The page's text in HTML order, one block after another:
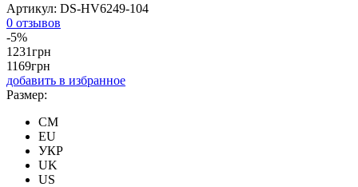
Артикул: DS-HV6249-104
0 отзывов
-5%
1231грн
1169грн
добавить в избранное
Размер:
CM
EU
УКР
UK
US